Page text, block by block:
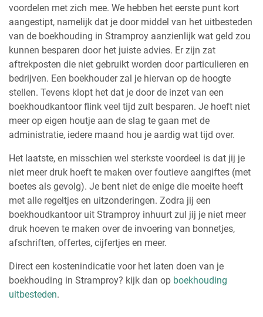
voordelen met zich mee. We hebben het eerste punt kort
aangestipt, namelijk dat je door middel van het uitbesteden
van de boekhouding in Stramproy aanzienlijk wat geld zou
kunnen besparen door het juiste advies. Er zijn zat
aftrekposten die niet gebruikt worden door particulieren en
bedrijven. Een boekhouder zal je hiervan op de hoogte
stellen. Tevens klopt het dat je door de inzet van een
boekhoudkantoor flink veel tijd zult besparen. Je hoeft niet
meer op eigen houtje aan de slag te gaan met de
administratie, iedere maand hou je aardig wat tijd over.
Het laatste, en misschien wel sterkste voordeel is dat jij je
niet meer druk hoeft te maken over foutieve aangiftes (met
boetes als gevolg). Je bent niet de enige die moeite heeft
met alle regeltjes en uitzonderingen. Zodra jij een
boekhoudkantoor uit Stramproy inhuurt zul jij je niet meer
druk hoeven te maken over de invoering van bonnetjes,
afschriften, offertes, cijfertjes en meer.
Direct een kostenindicatie voor het laten doen van je
boekhouding in Stramproy? kijk dan op boekhouding
uitbesteden.